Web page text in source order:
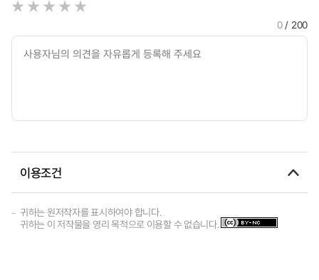
0/ 200
이용조건
귀하는 원저작자를 표시하여야 합니다.
귀하는 이 저작물을 영리 목적으로 이용할 수 없습니다.